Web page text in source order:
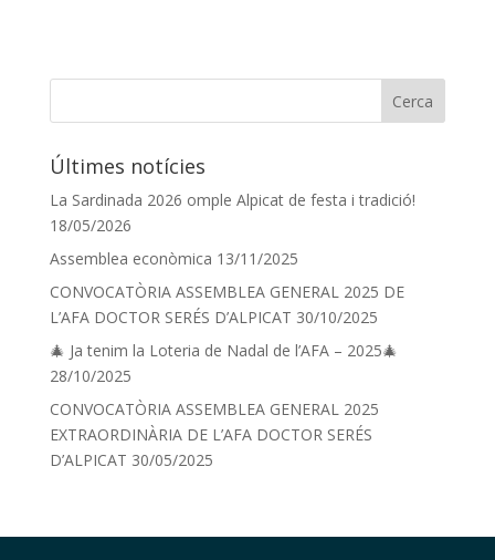
Últimes notícies
La Sardinada 2026 omple Alpicat de festa i tradició!
18/05/2026
Assemblea econòmica 13/11/2025
CONVOCATÒRIA ASSEMBLEA GENERAL 2025 DE
L’AFA DOCTOR SERÉS D’ALPICAT 30/10/2025
🎄 Ja tenim la Loteria de Nadal de l’AFA – 2025🎄
28/10/2025
CONVOCATÒRIA ASSEMBLEA GENERAL 2025
EXTRAORDINÀRIA DE L’AFA DOCTOR SERÉS
D’ALPICAT 30/05/2025